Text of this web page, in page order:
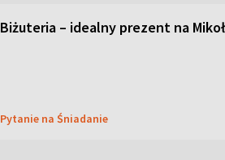
Biżuteria – idealny prezent na
Pytanie na Śniadanie